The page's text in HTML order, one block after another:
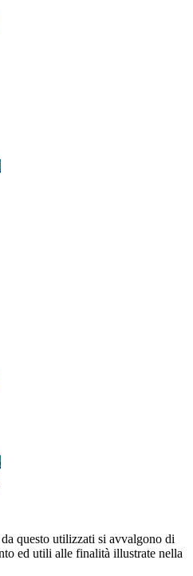
questo utilizzati si avvalgono di
ed utili alle finalità illustrate nella